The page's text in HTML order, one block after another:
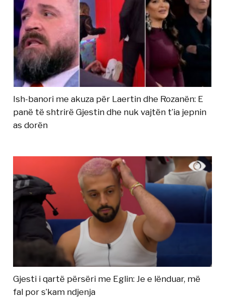
Ish-banori me akuza për Laertin dhe Rozanën: E
panë të shtrirë Gjestin dhe nuk vajtën t’ia jepnin
as dorën
Gjesti i qartë përsëri me Eglin: Je e lënduar, më
fal por s’kam ndjenja